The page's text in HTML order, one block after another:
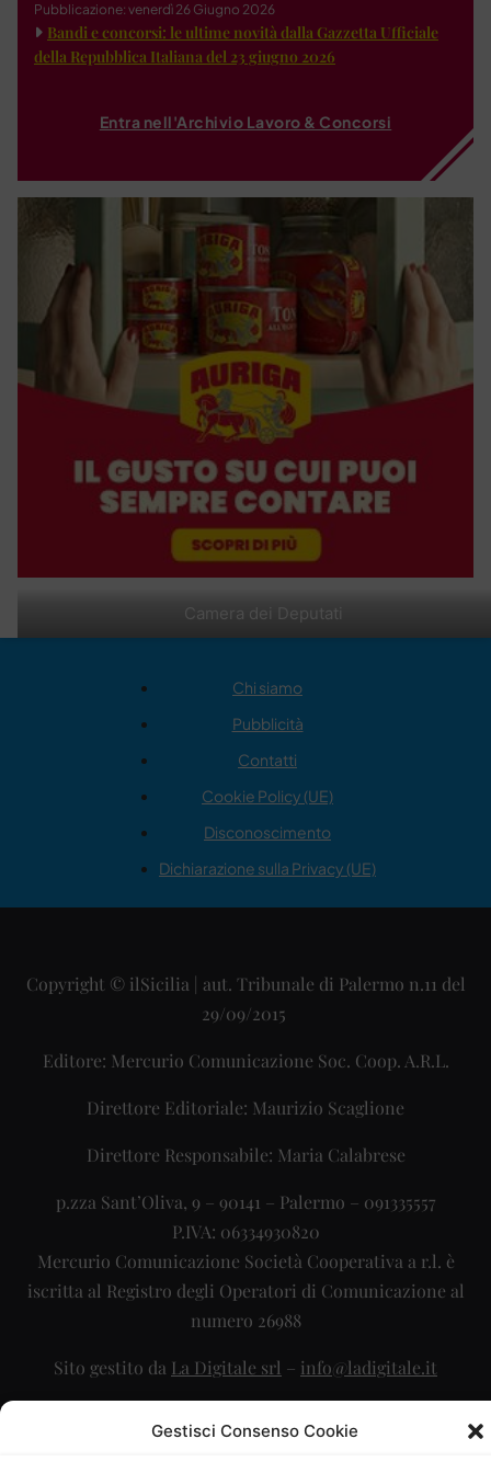
Gestisci Consenso Cookie
Camera dei Deputati
Pubblicazione: venerdì 26 Giugno 2026
Bandi e concorsi: le ultime novità dalla Gazzetta Ufficiale
della Repubblica Italiana del 23 giugno 2026
Entra nell'Archivio Lavoro & Concorsi
Chi siamo
Pubblicità
Contatti
Cookie Policy (UE)
Disconoscimento
Dichiarazione sulla Privacy (UE)
Copyright © ilSicilia | aut. Tribunale di Palermo n.11 del
29/09/2015
Editore: Mercurio Comunicazione Soc. Coop. A.R.L.
Direttore Editoriale: Maurizio Scaglione
Direttore Responsabile: Maria Calabrese
p.zza Sant’Oliva, 9 – 90141 – Palermo – 091335557
P.IVA: 06334930820
Mercurio Comunicazione Società Cooperativa a r.l. è
iscritta al Registro degli Operatori di Comunicazione al
numero 26988
Sito gestito da La Digitale srl – info@ladigitale.it